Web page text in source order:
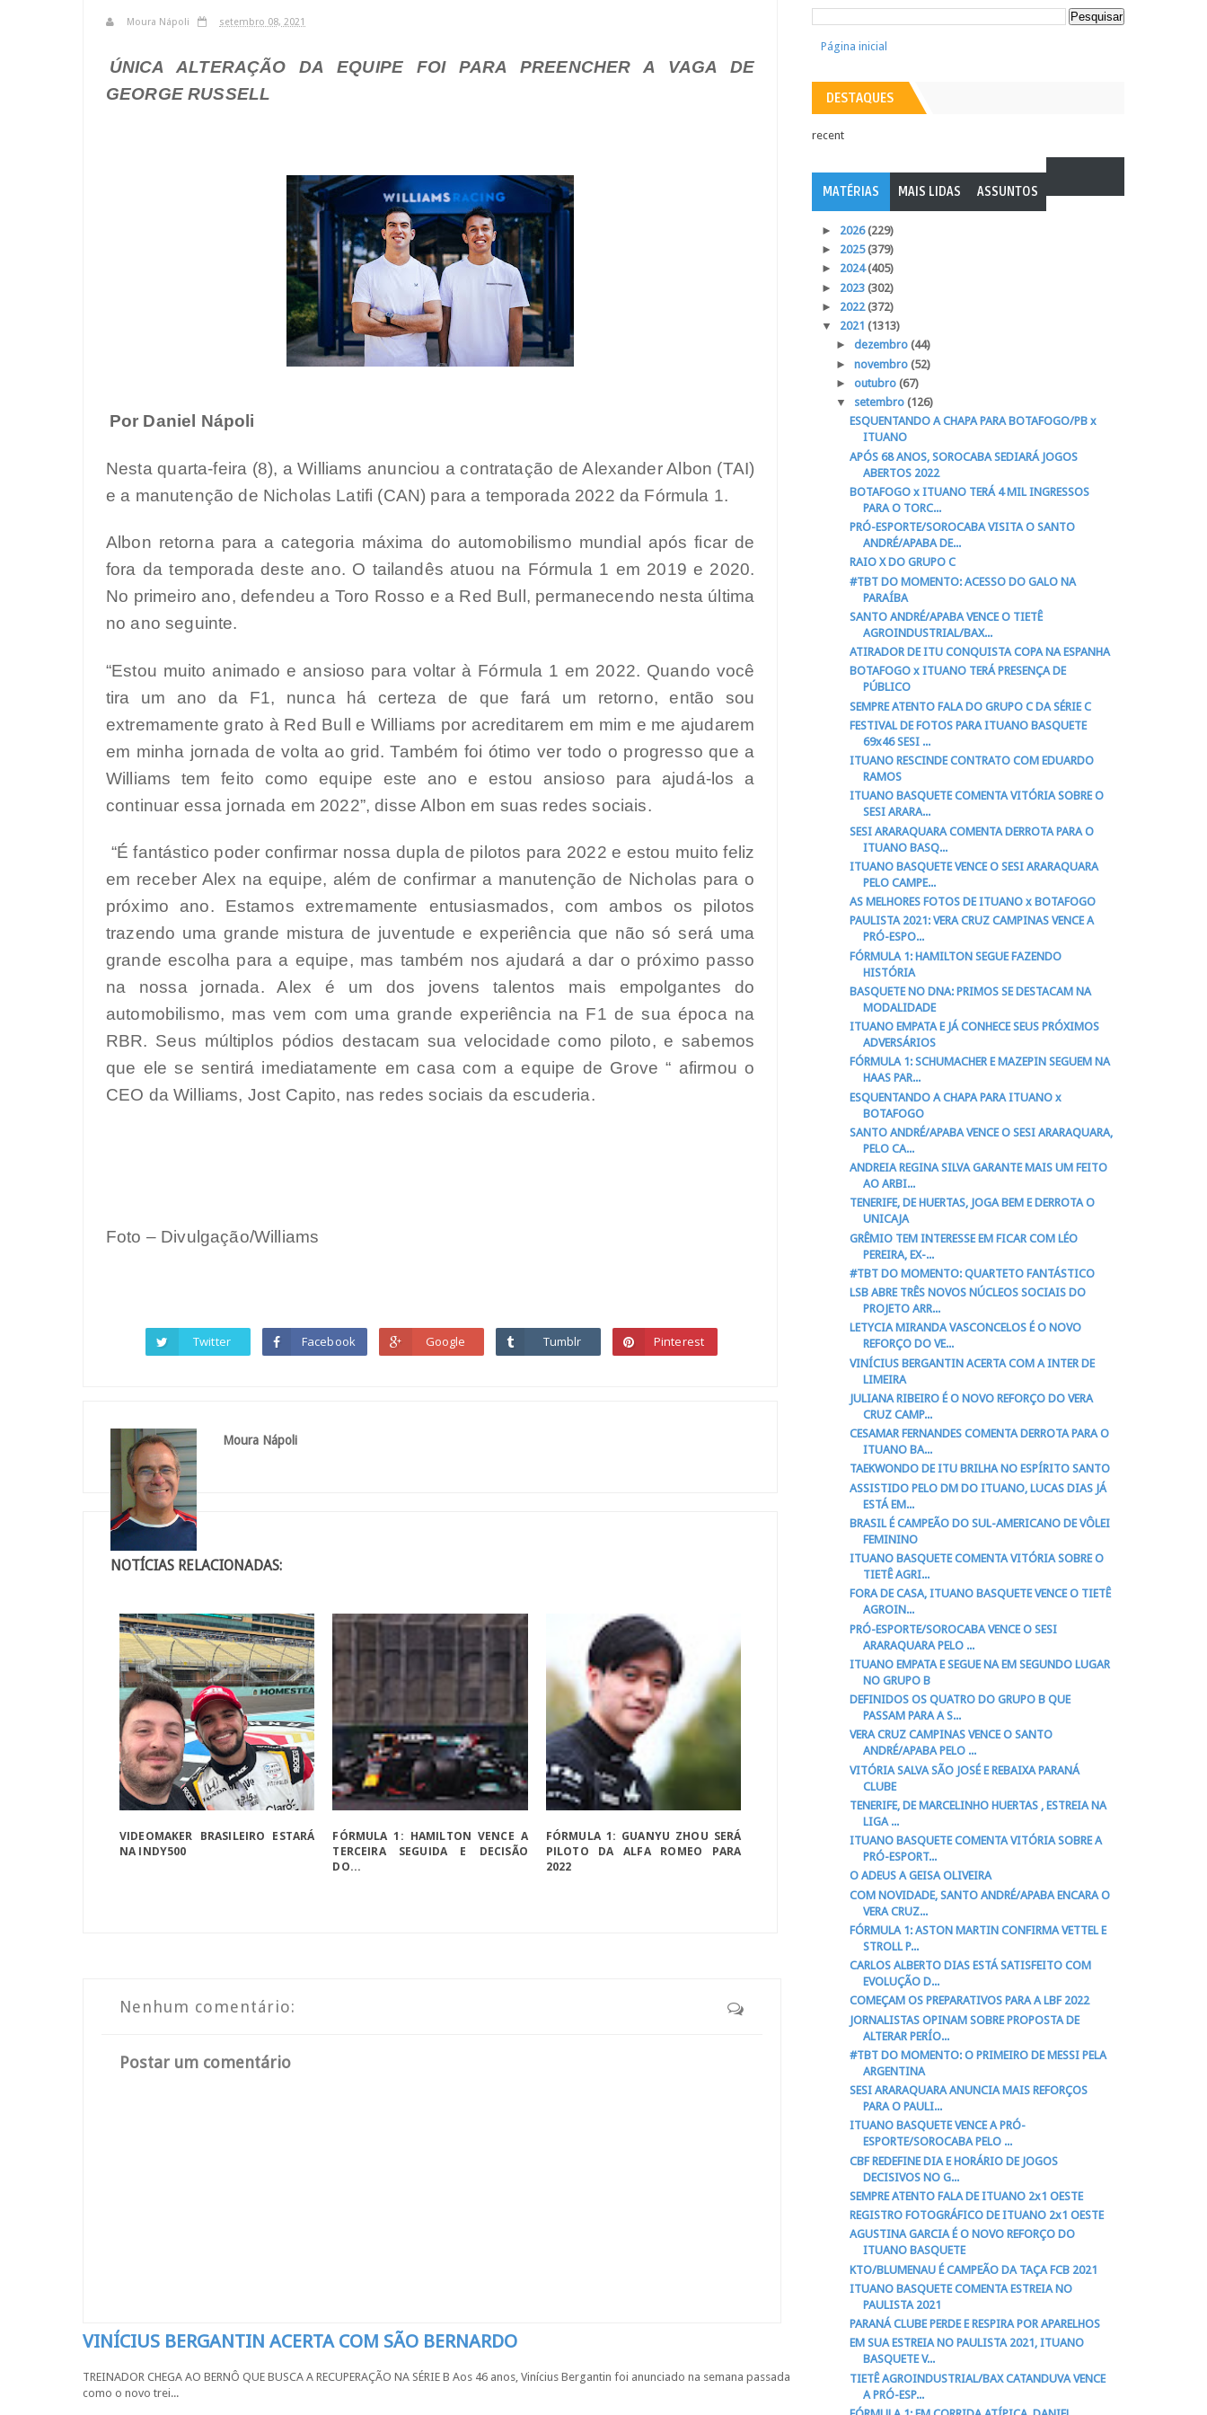
Moura Nápoli setembro 08, 2021
ÚNICA ALTERAÇÃO DA EQUIPE FOI PARA PREENCHER A VAGA DE
GEORGE RUSSELL
Por Daniel Nápoli
Nesta quarta-feira (8), a Williams anunciou a contratação de Alexander Albon (TAI)
e a manutenção de Nicholas Latifi (CAN) para a temporada 2022 da Fórmula 1.
Albon retorna para a categoria máxima do automobilismo mundial após ficar de
fora da temporada deste ano. O tailandês atuou na Fórmula 1 em 2019 e 2020.
No primeiro ano, defendeu a Toro Rosso e a Red Bull, permanecendo nesta última
no ano seguinte.
“Estou muito animado e ansioso para voltar à Fórmula 1 em 2022. Quando você
tira um ano da F1, nunca há certeza de que fará um retorno, então sou
extremamente grato à Red Bull e Williams por acreditarem em mim e me ajudarem
em minha jornada de volta ao grid. Também foi ótimo ver todo o progresso que a
Williams tem feito como equipe este ano e estou ansioso para ajudá-los a
continuar essa jornada em 2022”, disse Albon em suas redes sociais.
“É fantástico poder confirmar nossa dupla de pilotos para 2022 e estou muito feliz
em receber Alex na equipe, além de confirmar a manutenção de Nicholas para o
próximo ano. Estamos extremamente entusiasmados, com ambos os pilotos
trazendo uma grande mistura de juventude e experiência que não só será uma
grande escolha para a equipe, mas também nos ajudará a dar o próximo passo
na nossa jornada. Alex é um dos jovens talentos mais empolgantes do
automobilismo, mas vem com uma grande experiência na F1 de sua época na
RBR. Seus múltiplos pódios destacam sua velocidade como piloto, e sabemos
que ele se sentirá imediatamente em casa com a equipe de Grove “ afirmou o
CEO da Williams, Jost Capito, nas redes sociais da escuderia.
Foto – Divulgação/Williams
Twitter Facebook Google Tumblr Pinterest
Moura Nápoli
NOTÍCIAS RELACIONADAS:
VIDEOMAKER BRASILEIRO ESTARÁ
NA INDY500
FÓRMULA 1: HAMILTON VENCE A
TERCEIRA SEGUIDA E DECISÃO
DO...
FÓRMULA 1: GUANYU ZHOU SERÁ
PILOTO DA ALFA ROMEO PARA
2022
Nenhum comentário:
Postar um comentário
VINÍCIUS BERGANTIN ACERTA COM SÃO BERNARDO
TREINADOR CHEGA AO BERNÔ QUE BUSCA A RECUPERAÇÃO NA SÉRIE B Aos 46 anos, Vinícius Bergantin foi anunciado na semana passada
como o novo trei...
Página inicial
DESTAQUES
recent
MATÉRIAS MAIS LIDAS ASSUNTOS
► 2026(229)
► 2025(379)
► 2024(405)
► 2023 (302)
► 2022(372)
▼ 2021 (1313)
► dezembro (44)
► novembro (52)
► outubro (67)
▼ setembro (126)
ESQUENTANDO A CHAPA PARA BOTAFOGO/PB x
ITUANO
APÓS 68 ANOS, SOROCABA SEDIARÁ JOGOS
ABERTOS 2022
BOTAFOGO x ITUANO TERÁ 4 MIL INGRESSOS
PARA O TORC...
PRÓ-ESPORTE/SOROCABA VISITA O SANTO
ANDRÉ/APABA DE...
RAIO X DO GRUPO C
#TBT DO MOMENTO: ACESSO DO GALO NA
PARAÍBA
SANTO ANDRÉ/APABA VENCE O TIETÊ
AGROINDUSTRIAL/BAX...
ATIRADOR DE ITU CONQUISTA COPA NA ESPANHA
BOTAFOGO x ITUANO TERÁ PRESENÇA DE
PÚBLICO
SEMPRE ATENTO FALA DO GRUPO C DA SÉRIE C
FESTIVAL DE FOTOS PARA ITUANO BASQUETE
69x46 SESI ...
ITUANO RESCINDE CONTRATO COM EDUARDO
RAMOS
ITUANO BASQUETE COMENTA VITÓRIA SOBRE O
SESI ARARA...
SESI ARARAQUARA COMENTA DERROTA PARA O
ITUANO BASQ...
ITUANO BASQUETE VENCE O SESI ARARAQUARA
PELO CAMPE...
AS MELHORES FOTOS DE ITUANO x BOTAFOGO
PAULISTA 2021: VERA CRUZ CAMPINAS VENCE A
PRÓ-ESPO...
FÓRMULA 1: HAMILTON SEGUE FAZENDO
HISTÓRIA
BASQUETE NO DNA: PRIMOS SE DESTACAM NA
MODALIDADE
ITUANO EMPATA E JÁ CONHECE SEUS PRÓXIMOS
ADVERSÁRIOS
FÓRMULA 1: SCHUMACHER E MAZEPIN SEGUEM NA
HAAS PAR...
ESQUENTANDO A CHAPA PARA ITUANO x
BOTAFOGO
SANTO ANDRÉ/APABA VENCE O SESI ARARAQUARA,
PELO CA...
ANDREIA REGINA SILVA GARANTE MAIS UM FEITO
AO ARBI...
TENERIFE, DE HUERTAS, JOGA BEM E DERROTA O
UNICAJA
GRÊMIO TEM INTERESSE EM FICAR COM LÉO
PEREIRA, EX-...
#TBT DO MOMENTO: QUARTETO FANTÁSTICO
LSB ABRE TRÊS NOVOS NÚCLEOS SOCIAIS DO
PROJETO ARR...
LETYCIA MIRANDA VASCONCELOS É O NOVO
REFORÇO DO VE...
VINÍCIUS BERGANTIN ACERTA COM A INTER DE
LIMEIRA
JULIANA RIBEIRO É O NOVO REFORÇO DO VERA
CRUZ CAMP...
CESAMAR FERNANDES COMENTA DERROTA PARA O
ITUANO BA...
TAEKWONDO DE ITU BRILHA NO ESPÍRITO SANTO
ASSISTIDO PELO DM DO ITUANO, LUCAS DIAS JÁ
ESTÁ EM...
BRASIL É CAMPEÃO DO SUL-AMERICANO DE VÔLEI
FEMININO
ITUANO BASQUETE COMENTA VITÓRIA SOBRE O
TIETÊ AGRI...
FORA DE CASA, ITUANO BASQUETE VENCE O TIETÊ
AGROIN...
PRÓ-ESPORTE/SOROCABA VENCE O SESI
ARARAQUARA PELO ...
ITUANO EMPATA E SEGUE NA EM SEGUNDO LUGAR
NO GRUPO B
DEFINIDOS OS QUATRO DO GRUPO B QUE
PASSAM PARA A S...
VERA CRUZ CAMPINAS VENCE O SANTO
ANDRÉ/APABA PELO ...
VITÓRIA SALVA SÃO JOSÉ E REBAIXA PARANÁ
CLUBE
TENERIFE, DE MARCELINHO HUERTAS , ESTREIA NA
LIGA ...
ITUANO BASQUETE COMENTA VITÓRIA SOBRE A
PRÓ-ESPORT...
O ADEUS A GEISA OLIVEIRA
COM NOVIDADE, SANTO ANDRÉ/APABA ENCARA O
VERA CRUZ...
FÓRMULA 1: ASTON MARTIN CONFIRMA VETTEL E
STROLL P...
CARLOS ALBERTO DIAS ESTÁ SATISFEITO COM
EVOLUÇÃO D...
COMEÇAM OS PREPARATIVOS PARA A LBF 2022
JORNALISTAS OPINAM SOBRE PROPOSTA DE
ALTERAR PERÍO...
#TBT DO MOMENTO: O PRIMEIRO DE MESSI PELA
ARGENTINA
SESI ARARAQUARA ANUNCIA MAIS REFORÇOS
PARA O PAULI...
ITUANO BASQUETE VENCE A PRÓ-
ESPORTE/SOROCABA PELO ...
CBF REDEFINE DIA E HORÁRIO DE JOGOS
DECISIVOS NO G...
SEMPRE ATENTO FALA DE ITUANO 2x1 OESTE
REGISTRO FOTOGRÁFICO DE ITUANO 2x1 OESTE
AGUSTINA GARCIA É O NOVO REFORÇO DO
ITUANO BASQUETE
KTO/BLUMENAU É CAMPEÃO DA TAÇA FCB 2021
ITUANO BASQUETE COMENTA ESTREIA NO
PAULISTA 2021
PARANÁ CLUBE PERDE E RESPIRA POR APARELHOS
EM SUA ESTREIA NO PAULISTA 2021, ITUANO
BASQUETE V...
TIETÊ AGROINDUSTRIAL/BAX CATANDUVA VENCE
A PRÓ-ESP...